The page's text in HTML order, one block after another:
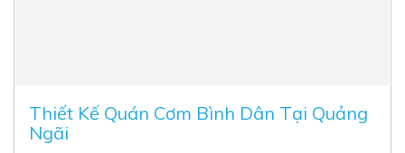
Thiết Kế Quán Cơm Bình Dân Tại Quảng
Ngãi